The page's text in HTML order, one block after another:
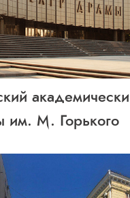
им. М. Горького